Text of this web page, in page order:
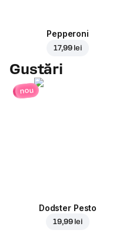
Pepperoni
17,99 lei
Gustări
nou
Dodster Pesto
19,99 lei